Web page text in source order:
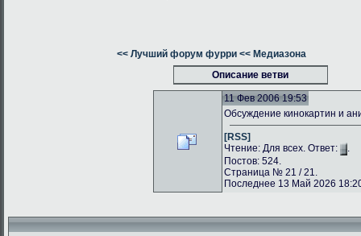
<< Лучший форум фурри << Медиазона
Описание ветви
11 Фев 2006 19:53
Обсуждение кинокартин и
[RSS]
Чтение: Для всех. Ответ:
.
Постов: 524.
Страница № 21 / 21.
Последнее 13 Май 2026